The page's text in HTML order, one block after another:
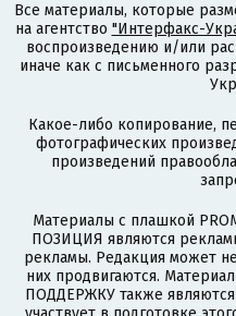
Все материалы, которые
на агентство "Интерфакс-
воспроизведению и/или
иначе как с письменного
Какое-либо копирование,
фотографических
произведений
Материалы с плашкой
ПОЗИЦИЯ являются
рекламы. Редакция может
них продвигаются.
ПОДДЕРЖКУ также